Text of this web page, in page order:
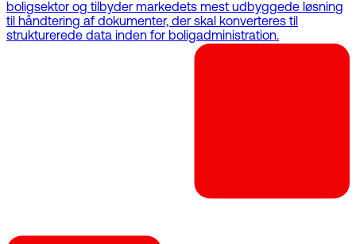
boligsektor og tilbyder markedets mest udbyggede løsning
til håndtering af dokumenter, der skal konverteres til
strukturerede data inden for boligadministration.